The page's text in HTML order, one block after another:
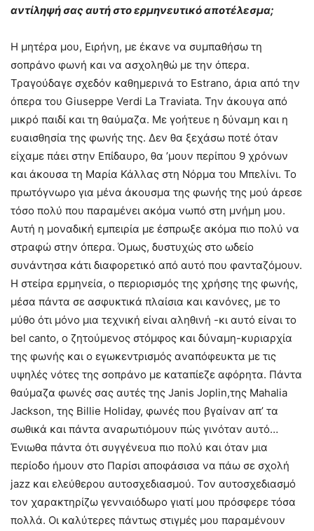
αντίληψή σας αυτή στο ερμηνευτικό αποτέλεσμα;
Η μητέρα μου, Ειρήνη, με έκανε να συμπαθήσω τη
σοπράνο φωνή και να ασχοληθώ με την όπερα.
Τραγούδαγε σχεδόν καθημερινά το Εstrano, άρια από την
όπερα του Giuseppe Verdi La Τraviata. Την άκουγα από
μικρό παιδί και τη θαύμαζα. Με γοήτευε η δύναμη και η
ευαισθησία της φωνής της. Δεν θα ξεχάσω ποτέ όταν
είχαμε πάει στην Επίδαυρο, θα ’μουν περίπου 9 χρόνων
και άκουσα τη Μαρία Κάλλας στη Νόρμα του Μπελίνι. Το
πρωτόγνωρο για μένα άκουσμα της φωνής της μού άρεσε
τόσο πολύ που παραμένει ακόμα νωπό στη μνήμη μου.
Αυτή η μοναδική εμπειρία με έσπρωξε ακόμα πιο πολύ να
στραφώ στην όπερα. Όμως, δυστυχώς στο ωδείο
συνάντησα κάτι διαφορετικό από αυτό που φανταζόμουν.
Η στείρα ερμηνεία, ο περιορισμός της χρήσης της φωνής,
μέσα πάντα σε ασφυκτικά πλαίσια και κανόνες, με το
μύθο ότι μόνο μια τεχνική είναι αληθινή -κι αυτό είναι το
bel canto, ο ζητούμενος στόμφος και δύναμη-κυριαρχία
της φωνής και ο εγωκεντρισμός αναπόφευκτα με τις
υψηλές νότες της σοπράνο με καταπίεζε αφόρητα. Πάντα
θαύμαζα φωνές σας αυτές της Janis Joplin,της Mahalia
Jackson, της Billie Holiday, φωνές που βγαίναν απ’ τα
σωθικά και πάντα αναρωτιόμουν πώς γινόταν αυτό…
Ένιωθα πάντα ότι συγγένευα πιο πολύ και όταν μια
περίοδο ήμουν στο Παρίσι αποφάσισα να πάω σε σχολή
jazz και ελεύθερου αυτοσχεδιασμού. Τον αυτοσχεδιασμό
τον χαρακτηρίζω γενναιόδωρο γιατί μου πρόσφερε τόσα
πολλά. Οι καλύτερες πάντως στιγμές μου παραμένουν